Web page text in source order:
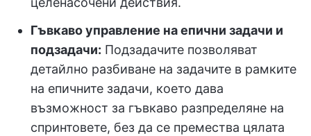
Гъвкаво управление на епични задачи и
подзадачи: Подзадачите позволяват
детайлно разбиване на задачите в рамките
на епичните задачи, което дава
възможност за гъвкаво разпределяне на
спринтовете, без да се премества цялата